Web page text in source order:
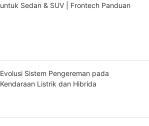
untuk Sedan & SUV | Frontech Panduan
Evolusi Sistem Pengereman pada
Kendaraan Listrik dan Hibrida